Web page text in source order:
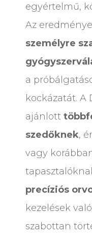
egyértelmű,
Az
személyre
a
kockázatát. A
ajánlott
szedőknek,
vagy
precíziós
kezelések
szabottan